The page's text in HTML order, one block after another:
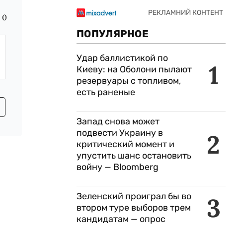
0
ПОПУЛЯРНОЕ
1
Удар баллистикой по
Киеву: на Оболони пылают
резервуары с топливом,
есть раненые
2
Запад снова может
подвести Украину в
критический момент и
упустить шанс остановить
войну — Bloomberg
3
Зеленский проиграл бы во
втором туре выборов трем
кандидатам — опрос